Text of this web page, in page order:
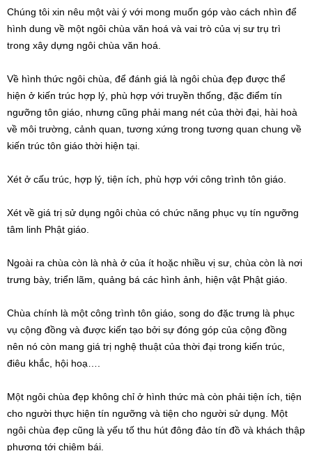
Chúng tôi xin nêu một vài ý với mong muốn góp vào cách nhìn để
hình dung về một ngôi chùa văn hoá và vai trò của vị sư trụ trì
trong xây dựng ngôi chùa văn hoá.
Về hình thức ngôi chùa, để đánh giá là ngôi chùa đẹp được thể
hiện ở kiến trúc hợp lý, phù hợp với truyền thống, đặc điểm tín
ngưỡng tôn giáo, nhưng cũng phải mang nét của thời đại, hài hoà
về môi trường, cảnh quan, tương xứng trong tương quan chung về
kiến trúc tôn giáo thời hiện tại.
Xét ở cấu trúc, hợp lý, tiện ích, phù hợp với công trình tôn giáo.
Xét về giá trị sử dụng ngôi chùa có chức năng phục vụ tín ngưỡng
tâm linh Phật giáo.
Ngoài ra chùa còn là nhà ở của ít hoặc nhiều vị sư, chùa còn là nơi
trưng bày, triển lãm, quảng bá các hình ảnh, hiện vật Phật giáo.
Chùa chính là một công trình tôn giáo, song do đặc trưng là phục
vụ cộng đồng và được kiến tạo bởi sự đóng góp của cộng đồng
nên nó còn mang giá trị nghệ thuật của thời đại trong kiến trúc,
điêu khắc, hội hoạ….
Một ngôi chùa đẹp không chỉ ở hình thức mà còn phải tiện ích, tiện
cho người thực hiện tín ngưỡng và tiện cho người sử dụng. Một
ngôi chùa đẹp cũng là yếu tố thu hút đông đảo tín đồ và khách thập
phương tới chiêm bái.